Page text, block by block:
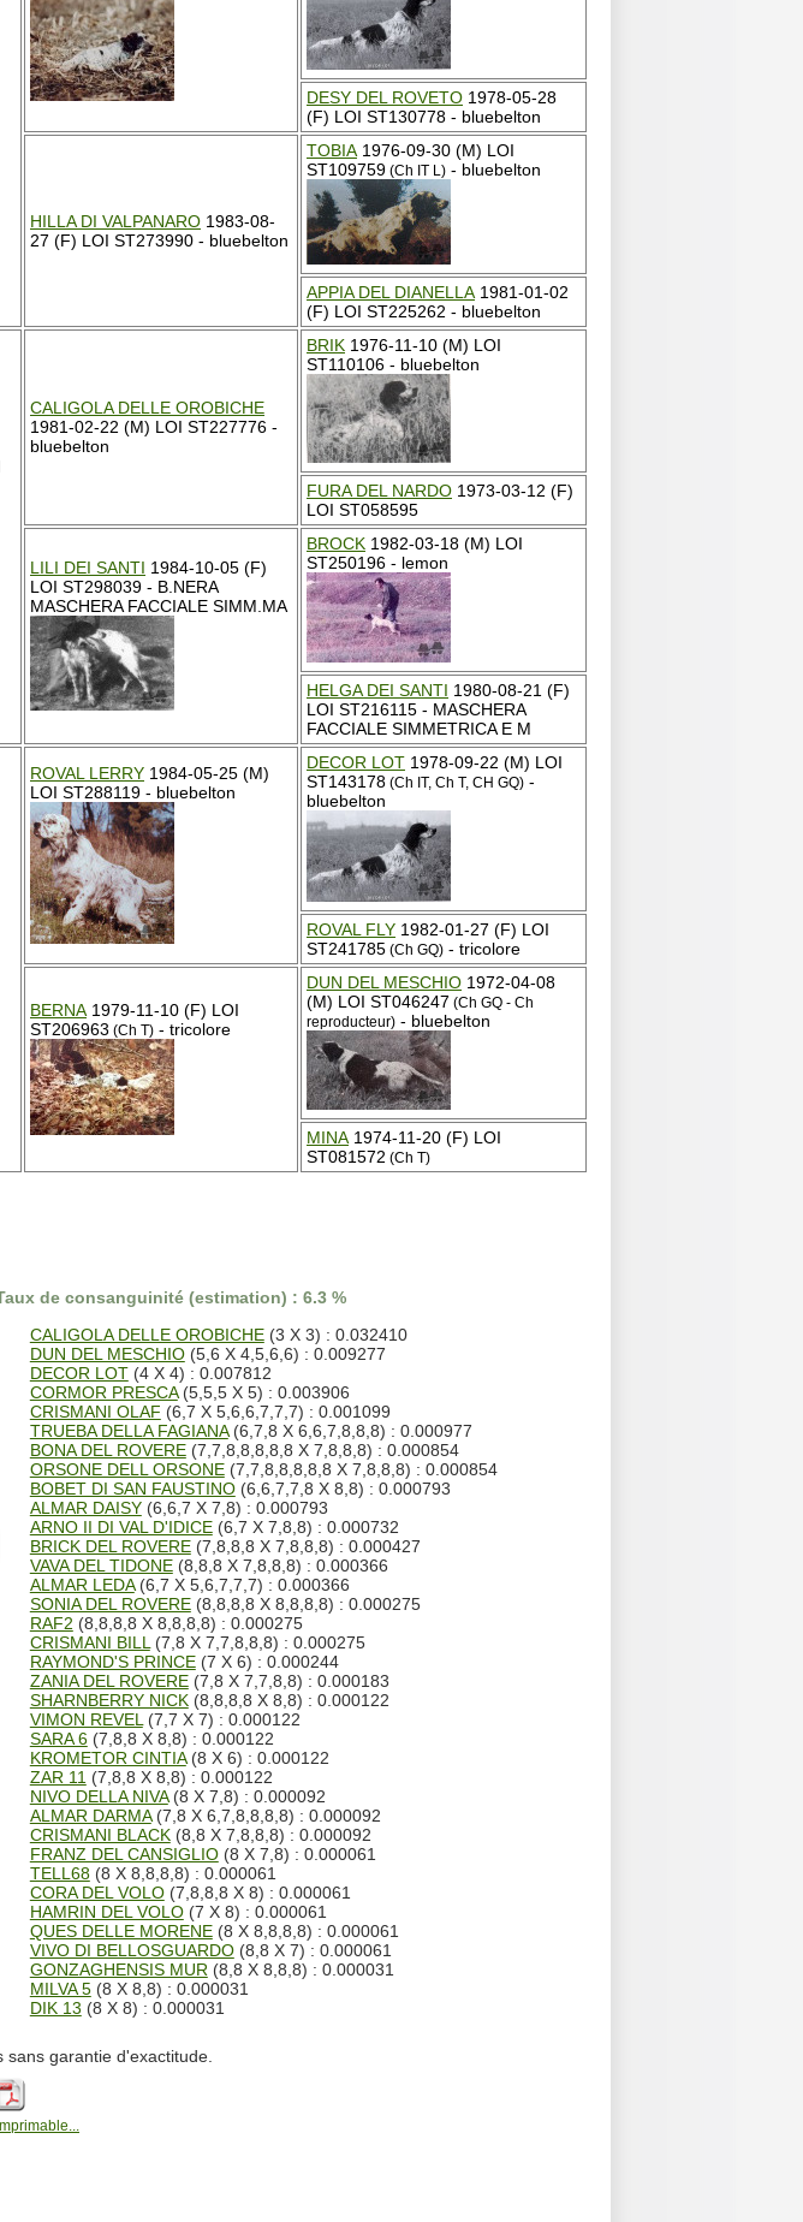
DESY DEL ROVETO 1978-05-28
(F) LOI ST130778 - bluebelton
HILLA DI VALPANARO 1983-08-
27 (F) LOI ST273990 - bluebelton
TOBIA 1976-09-30 (M) LOI
ST109759 (Ch IT L) - bluebelton
APPIA DEL DIANELLA 1981-01-02
(F) LOI ST225262 - bluebelton
CALIGOLA DELLE OROBICHE
1981-02-22 (M) LOI ST227776 -
bluebelton
BRIK 1976-11-10 (M) LOI
ST110106 - bluebelton
FURA DEL NARDO 1973-03-12 (F)
LOI ST058595
LILI DEI SANTI 1984-10-05 (F)
LOI ST298039 - B.NERA
MASCHERA FACCIALE SIMM.MA
BROCK 1982-03-18 (M) LOI
ST250196 - lemon
HELGA DEI SANTI 1980-08-21 (F)
LOI ST216115 - MASCHERA
FACCIALE SIMMETRICA E M
ROVAL LERRY 1984-05-25 (M)
LOI ST288119 - bluebelton
DECOR LOT 1978-09-22 (M) LOI
ST143178 (Ch IT, Ch T, CH GQ) -
bluebelton
ROVAL FLY 1982-01-27 (F) LOI
ST241785 (Ch GQ) - tricolore
BERNA 1979-11-10 (F) LOI
ST206963 (Ch T) - tricolore
DUN DEL MESCHIO 1972-04-08
(M) LOI ST046247 (Ch GQ - Ch
reproducteur) - bluebelton
MINA 1974-11-20 (F) LOI
ST081572 (Ch T)
de consanguinité (estimation) : 6.3 %
CALIGOLA DELLE OROBICHE(3 X 3) : 0.032410
DUN DEL MESCHIO(5,6 X 4,5,6,6) : 0.009277
DECOR LOT(4 X 4) : 0.007812
CORMOR PRESCA(5,5,5 X 5) : 0.003906
CRISMANI OLAF (6,7 X 5,6,6,7,7,7) : 0.001099
TRUEBA DELLA FAGIANA(6,7,8 X 6,6,7,8,8,8) : 0.000977
BONA DEL ROVERE(7,7,8,8,8,8,8 X 7,8,8,8) : 0.000854
ORSONE DELL ORSONE(7,7,8,8,8,8,8 X 7,8,8,8) : 0.000854
BOBET DI SAN FAUSTINO(6,6,7,7,8 X 8,8) : 0.000793
ALMAR DAISY(6,6,7 X 7,8) : 0.000793
ARNO II DI VAL D'IDICE(6,7 X 7,8,8) : 0.000732
BRICK DEL ROVERE(7,8,8,8 X 7,8,8,8) : 0.000427
VAVA DEL TIDONE(8,8,8 X 7,8,8,8) : 0.000366
ALMAR LEDA(6,7 X 5,6,7,7,7) : 0.000366
SONIA DEL ROVERE(8,8,8,8 X 8,8,8,8) : 0.000275
RAF2 (8,8,8,8 X 8,8,8,8) : 0.000275
CRISMANI BILL (7,8 X 7,7,8,8,8) : 0.000275
RAYMOND'S PRINCE(7 X 6) : 0.000244
ZANIA DEL ROVERE(7,8 X 7,7,8,8) : 0.000183
SHARNBERRY NICK(8,8,8,8 X 8,8) : 0.000122
VIMON REVEL (7,7 X 7) : 0.000122
SARA 6(7,8,8 X 8,8) : 0.000122
KROMETOR CINTIA(8 X 6) : 0.000122
ZAR 11 (7,8,8 X 8,8) : 0.000122
NIVO DELLA NIVA(8 X 7,8) : 0.000092
ALMAR DARMA(7,8 X 6,7,8,8,8,8) : 0.000092
CRISMANI BLACK(8,8 X 7,8,8,8) : 0.000092
FRANZ DEL CANSIGLIO(8 X 7,8) : 0.000061
TELL68(8 X 8,8,8,8) : 0.000061
CORA DEL VOLO(7,8,8,8 X 8) : 0.000061
HAMRIN DEL VOLO(7 X 8) : 0.000061
QUES DELLE MORENE(8 X 8,8,8,8) : 0.000061
VIVO DI BELLOSGUARDO(8,8 X 7) : 0.000061
GONZAGHENSIS MUR (8,8 X 8,8,8) : 0.000031
MILVA 5(8 X 8,8) : 0.000031
DIK 13 (8 X 8) : 0.000031
garantie d'exactitude.